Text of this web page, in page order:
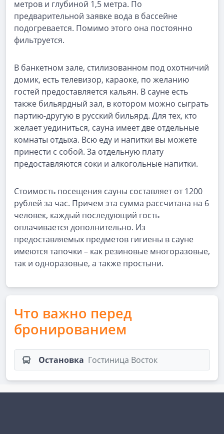
метров и глубиной 1,5 метра. По
предварительной заявке вода в бассейне
подогревается. Помимо этого она постоянно
фильтруется.
В банкетном зале, стилизованном под охотничий
домик, есть телевизор, караоке, по желанию
гостей предоставляется кальян. В сауне есть
также бильярдный зал, в котором можно сыграть
партию-другую в русский бильярд. Для тех, кто
желает уединиться, сауна имеет две отдельные
комнаты отдыха. Всю еду и напитки вы можете
принести с собой. За отдельную плату
предоставляются соки и алкогольные напитки.
Стоимость посещения сауны составляет от 1200
рублей за час. Причем эта сумма рассчитана на 6
человек, каждый последующий гость
оплачивается дополнительно. Из
предоставляемых предметов гигиены в сауне
имеются тапочки – как резиновые многоразовые,
так и одноразовые, а также простыни.
Что важно перед
бронированием
Остановка Гостиница Восток